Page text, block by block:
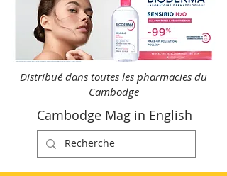
Distribué dans toutes les pharmacies du
Cambodge
Cambodge Mag in English